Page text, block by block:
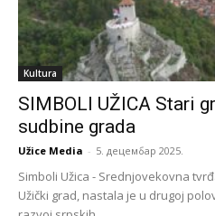
Kultura
SIMBOLI UŽICA Stari
sudbine grada
Užice Media - 5. децембар 2025.
Simboli Užica - Srednjovekovna
Užički grad, nastala je u drugoj